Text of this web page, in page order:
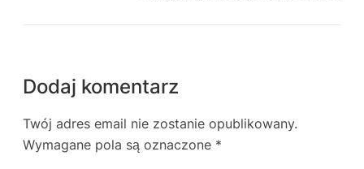
Dodaj komentarz
Twój adres email nie zostanie opublikowany.
Wymagane pola są oznaczone *